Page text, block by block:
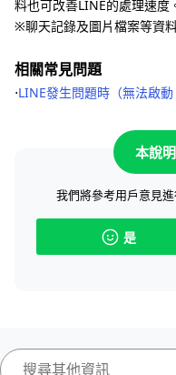
料也可改善LINE的處理速度
※聊天記錄及圖片檔案等資
相關常見問題
⋅LINE發生問題時（無法啟
本說
我們將參考用戶意見
是